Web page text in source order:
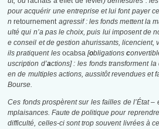
pour acquérir une entreprise et lui font payer
nretournement agressif : les fonds mettent la
ulté qui n’a pas le choix, puis lui imposent de
e conseil et de gestion ahurissants, licencient,
ils pratiquent les ocabsa[obligations c
uscription d’actions] : les fonds transforment
en de multiples actions, aussitôt revendues et
Bourse.
Ces fonds prospèrent sur les failles de l’État
mplaisances. Faute de politique pour
difficulté, celles-ci sont trop souvent livrées à